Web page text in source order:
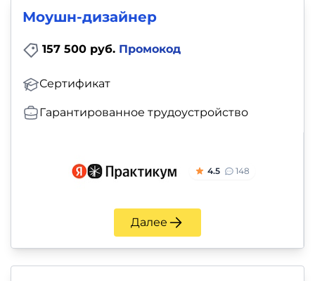
Моушн-дизайнер
157 500 руб. Промокод
Сертификат
Гарантированное трудоустройство
4.5 148
Далее